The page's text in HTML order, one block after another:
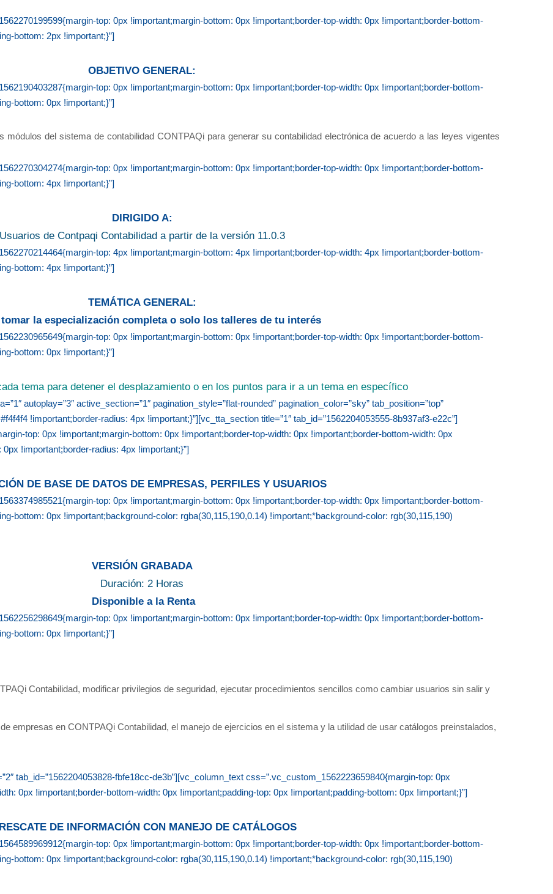
top: 0px !important;margin-bottom: 0px !important;border-top-width: 0px !important;border-bottom-
bottom: 2px !important;}”]
OBJETIVO GENERAL:
top: 0px !important;margin-bottom: 0px !important;border-top-width: 0px !important;border-bottom-
bottom: 0px !important;}”]
módulos del sistema de contabilidad CONTPAQi para generar su contabilidad electrónica de acuerdo a las leyes vigentes
top: 0px !important;margin-bottom: 0px !important;border-top-width: 0px !important;border-bottom-
bottom: 4px !important;}”]
DIRIGIDO A:
Usuarios de Contpaqi Contabilidad a partir de la versión 11.0.3
top: 4px !important;margin-bottom: 4px !important;border-top-width: 4px !important;border-bottom-
bottom: 4px !important;}”]
TEMÁTICA GENERAL:
tomar la especialización completa o solo los talleres de tu interés
top: 0px !important;margin-bottom: 0px !important;border-top-width: 0px !important;border-bottom-
bottom: 0px !important;}”]
tema para detener el desplazamiento o en los puntos para ir a un tema en específico
autoplay=”3″ active_section=”1″ pagination_style=”flat-rounded” pagination_color=”sky” tab_position=”top”
!important;border-radius: 4px !important;}”][vc_tta_section title=”1″ tab_id=”1562204053555-8b937af3-e22c”]
top: 0px !important;margin-bottom: 0px !important;border-top-width: 0px !important;border-bottom-width: 0px
!important;border-radius: 4px !important;}”]
DE BASE DE DATOS DE EMPRESAS, PERFILES Y USUARIOS
top: 0px !important;margin-bottom: 0px !important;border-top-width: 0px !important;border-bottom-
bottom: 0px !important;background-color: rgba(30,115,190,0.14) !important;*background-color: rgb(30,115,190)
VERSIÓN GRABADA
Duración: 2 Horas
Disponible a la Renta
top: 0px !important;margin-bottom: 0px !important;border-top-width: 0px !important;border-bottom-
bottom: 0px !important;}”]
Contabilidad, modificar privilegios de seguridad, ejecutar procedimientos sencillos como cambiar usuarios sin salir y
empresas en CONTPAQi Contabilidad, el manejo de ejercicios en el sistema y la utilidad de usar catálogos preinstalados,
tab_id=”1562204053828-fbfe18cc-de3b”][vc_column_text css=”.vc_custom_1562223659840{margin-top: 0px
0px !important;border-bottom-width: 0px !important;padding-top: 0px !important;padding-bottom: 0px !important;}”]
DE INFORMACIÓN CON MANEJO DE CATÁLOGOS
top: 0px !important;margin-bottom: 0px !important;border-top-width: 0px !important;border-bottom-
bottom: 0px !important;background-color: rgba(30,115,190,0.14) !important;*background-color: rgb(30,115,190)